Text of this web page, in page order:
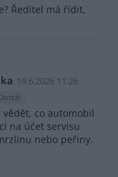
Ředitel má řídit,
19.6.2026 11:26
co automobil
na účet servisu
nebo peřiny.